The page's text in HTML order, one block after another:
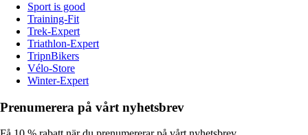
Sport is good
Training-Fit
Trek-Expert
Triathlon-Expert
TripnBikers
Vélo-Store
Winter-Expert
Prenumerera på vårt nyhetsbrev